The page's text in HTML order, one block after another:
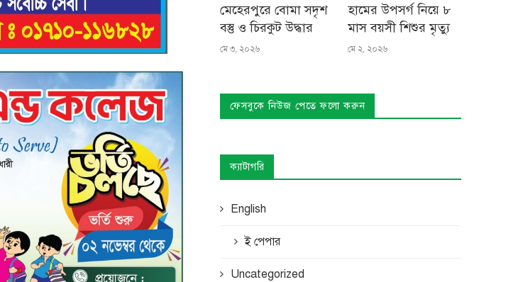
মেহেরপুরে বোমা সদৃশ
বস্তু ও চিরকুট উদ্ধার
মে ৩, ২০২৬
হামের উপসর্গ নিয়ে ৮
মাস বয়সী শিশুর মৃত্যু
মে ২, ২০২৬
ফেসবুকে নিউজ পেতে ফলো করুন
ক্যাটাগরি
English
ই পেপার
Uncategorized